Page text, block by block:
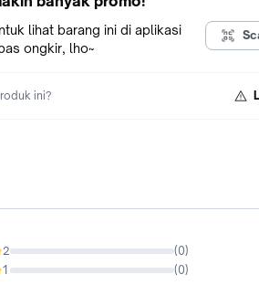
lihat barang ini di aplikasi
ongkir, lho~
ini?
2 (0)
1 (0)